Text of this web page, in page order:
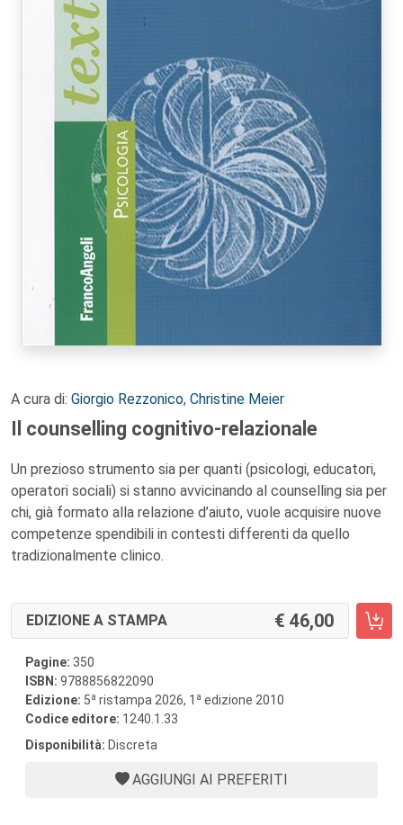
A cura di: Giorgio Rezzonico, Christine Meier
Il counselling cognitivo-relazionale
Un prezioso strumento sia per quanti (psicologi, educatori,
operatori sociali) si stanno avvicinando al counselling sia per
chi, già formato alla relazione d’aiuto, vuole acquisire nuove
competenze spendibili in contesti differenti da quello
tradizionalmente clinico.
EDIZIONE A STAMPA 46,00
Pagine: 350
ISBN: 9788856822090
Edizione: 5a ristampa 2026, 1 a edizione 2010
Codice editore: 1240.1.33
Disponibilità: Discreta
AGGIUNGI AI PREFERITI